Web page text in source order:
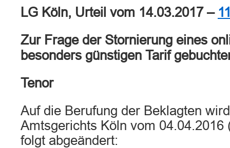
LG Köln, Urteil vom 14.03.2017 –
Zur Frage der Stornierung eines
besonders günstigen Tarif
Tenor
Auf die Berufung der Beklagten
Amtsgerichts Köln vom 04.04.2016
folgt abgeändert: